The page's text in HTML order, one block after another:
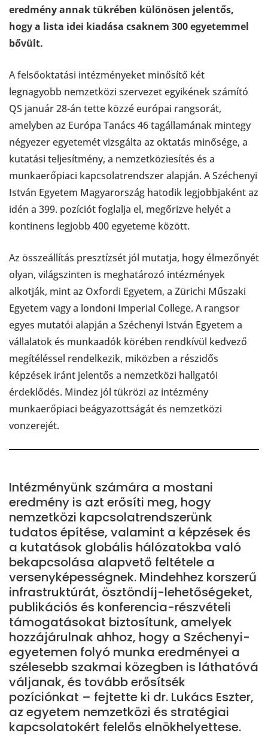
eredmény annak tükrében különösen jelentős,
hogy a lista idei kiadása csaknem 300 egyetemmel
bővült.
A felsőoktatási intézményeket minősítő két
legnagyobb nemzetközi szervezet egyikének számító
QS január 28-án tette közzé európai rangsorát,
amelyben az Európa Tanács 46 tagállamának mintegy
négyezer egyetemét vizsgálta az oktatás minősége, a
kutatási teljesítmény, a nemzetköziesítés és a
munkaerőpiaci kapcsolatrendszer alapján. A Széchenyi
István Egyetem Magyarország hatodik legjobbjaként az
idén a 399. pozíciót foglalja el, megőrizve helyét a
kontinens legjobb 400 egyeteme között.
Az összeállítás presztízsét jól mutatja, hogy élmezőnyét
olyan, világszinten is meghatározó intézmények
alkotják, mint az Oxfordi Egyetem, a Zürichi Műszaki
Egyetem vagy a londoni Imperial College. A rangsor
egyes mutatói alapján a Széchenyi István Egyetem a
vállalatok és munkaadók körében rendkívül kedvező
megítéléssel rendelkezik, miközben a részidős
képzések iránt jelentős a nemzetközi hallgatói
érdeklődés. Mindez jól tükrözi az intézmény
munkaerőpiaci beágyazottságát és nemzetközi
vonzerejét.
Intézményünk számára a mostani
eredmény is azt erősíti meg, hogy
nemzetközi kapcsolatrendszerünk
tudatos építése, valamint a képzések és
a kutatások globális hálózatokba való
bekapcsolása alapvető feltétele a
versenyképességnek. Mindehhez korszerű
infrastruktúrát, ösztöndíj-lehetőségeket,
publikációs és konferencia-részvételi
támogatásokat biztosítunk, amelyek
hozzájárulnak ahhoz, hogy a Széchenyi-
egyetemen folyó munka eredményei a
szélesebb szakmai közegben is láthatóvá
váljanak, és tovább erősítsék
pozíciónkat – fejtette ki dr. Lukács Eszter,
az egyetem nemzetközi és stratégiai
kapcsolatokért felelős elnökhelyettese.